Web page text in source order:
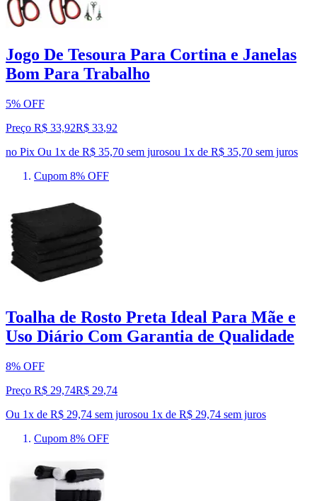
Jogo De Tesoura Para Cortina e Janelas
Bom Para Trabalho
5% OFF
Preço R$ 33,92R$ 33,92
no Pix Ou 1x de R$ 35,70 sem jurosou 1x de R$ 35,70 sem juros
Cupom 8% OFF
Toalha de Rosto Preta Ideal Para Mãe e
Uso Diário Com Garantia de Qualidade
8% OFF
Preço R$ 29,74R$ 29,74
Ou 1x de R$ 29,74 sem jurosou 1x de R$ 29,74 sem juros
Cupom 8% OFF